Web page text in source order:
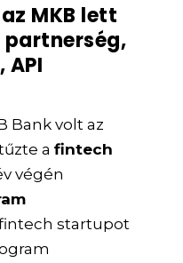
MKB lett
Bank volt az
afintech
végén
startupot